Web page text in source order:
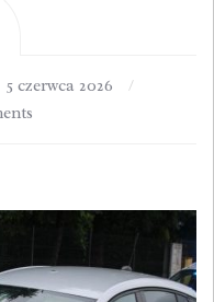
5 czerwca 2026
/